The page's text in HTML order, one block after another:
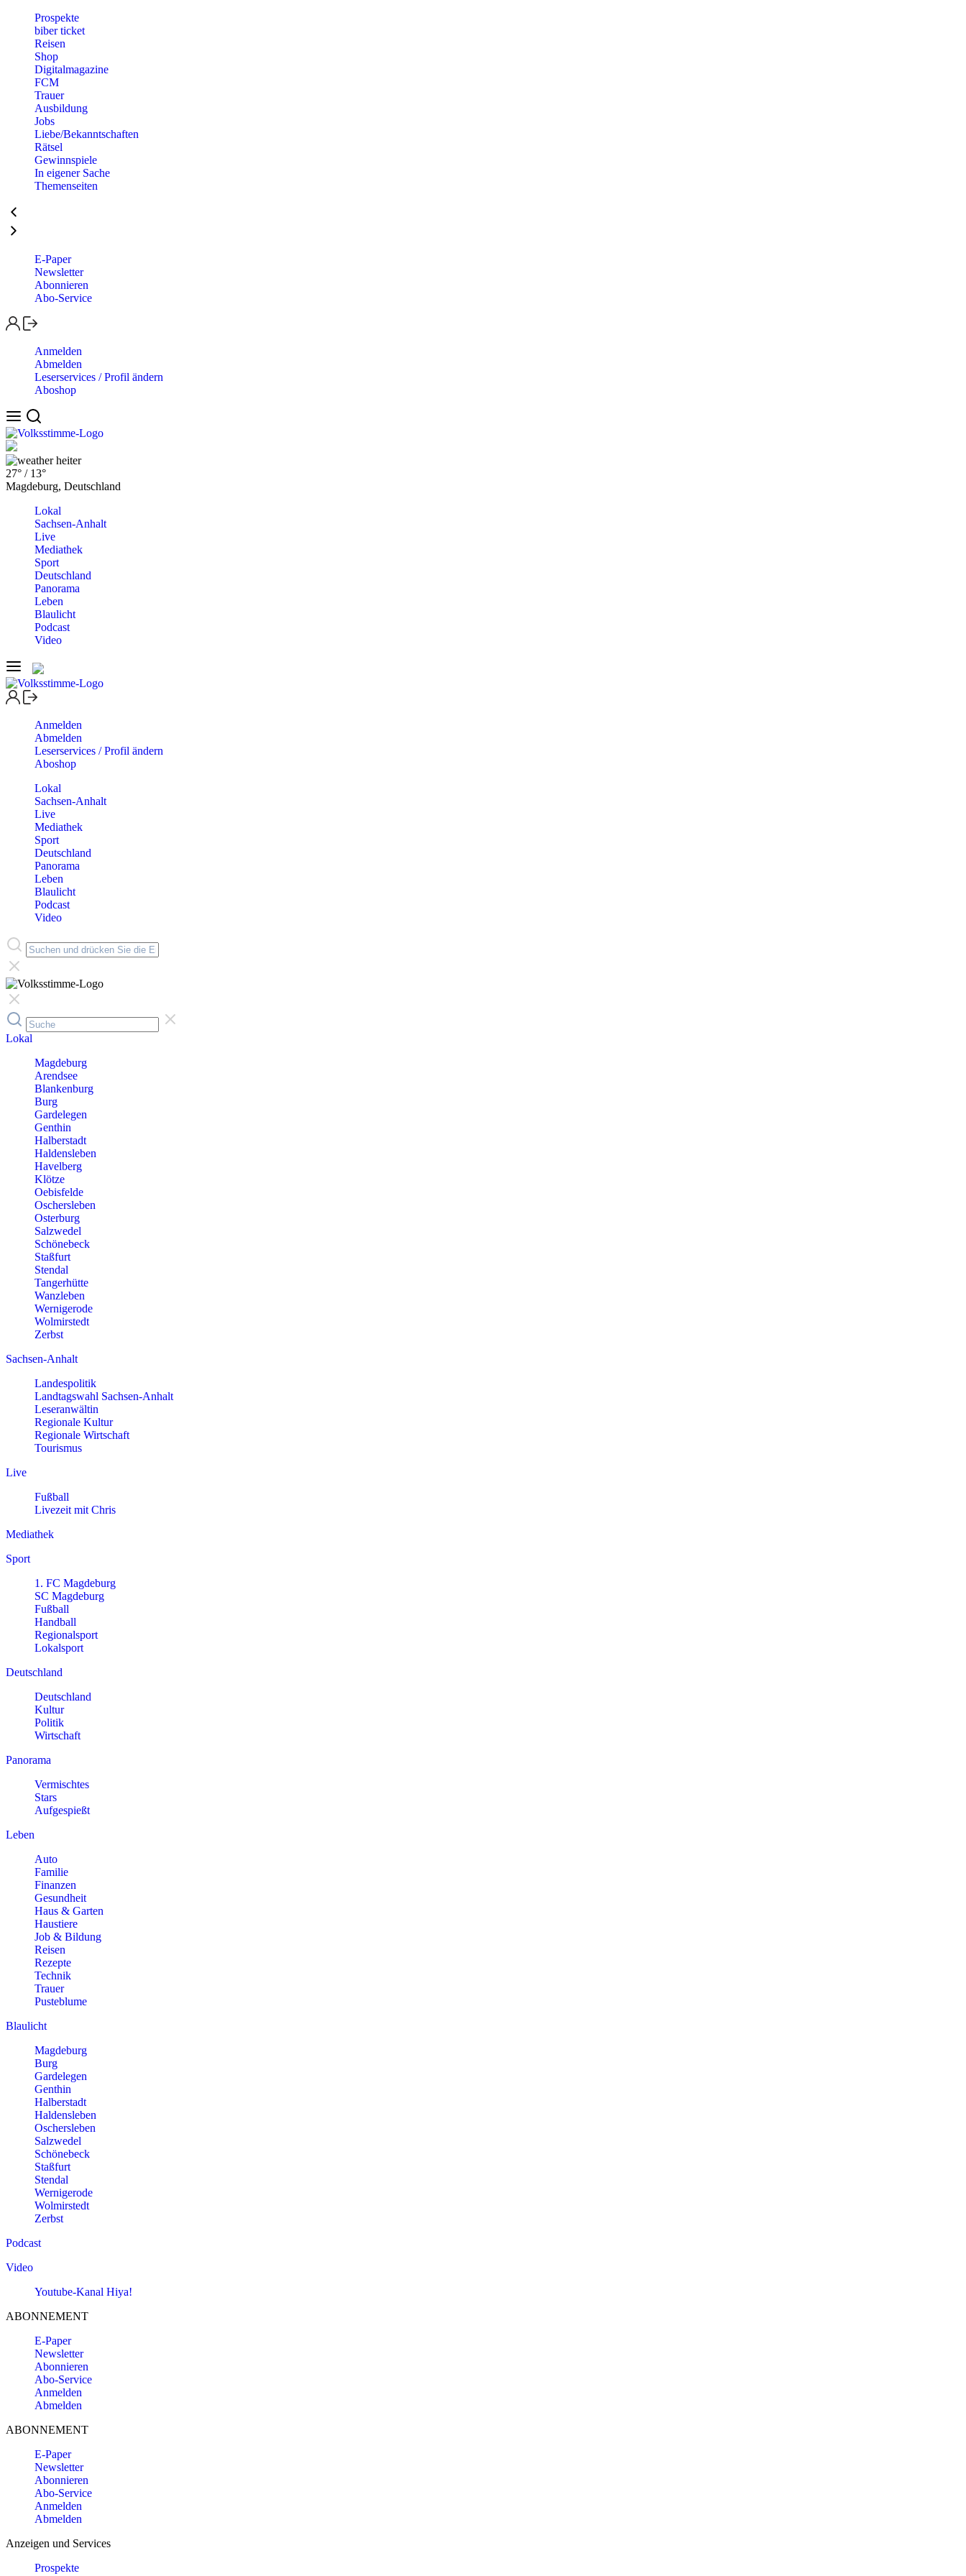
Prospekte
biber ticket
Reisen
Shop
Digitalmagazine
FCM
Trauer
Ausbildung
Jobs
Liebe/Bekanntschaften
Rätsel
Gewinnspiele
In eigener Sache
Themenseiten
E-Paper
Newsletter
Abonnieren
Abo-Service
Anmelden
Abmelden
Leserservices / Profil ändern
Aboshop
heiter
27° / 13°
Magdeburg, Deutschland
Lokal
Sachsen-Anhalt
Live
Mediathek
Sport
Deutschland
Panorama
Leben
Blaulicht
Podcast
Video
Anmelden
Abmelden
Leserservices / Profil ändern
Aboshop
Lokal
Sachsen-Anhalt
Live
Mediathek
Sport
Deutschland
Panorama
Leben
Blaulicht
Podcast
Video
Lokal
Magdeburg
Arendsee
Blankenburg
Burg
Gardelegen
Genthin
Halberstadt
Haldensleben
Havelberg
Klötze
Oebisfelde
Oschersleben
Osterburg
Salzwedel
Schönebeck
Staßfurt
Stendal
Tangerhütte
Wanzleben
Wernigerode
Wolmirstedt
Zerbst
Sachsen-Anhalt
Landespolitik
Landtagswahl Sachsen-Anhalt
Leseranwältin
Regionale Kultur
Regionale Wirtschaft
Tourismus
Live
Fußball
Livezeit mit Chris
Mediathek
Sport
1. FC Magdeburg
SC Magdeburg
Fußball
Handball
Regionalsport
Lokalsport
Deutschland
Deutschland
Kultur
Politik
Wirtschaft
Panorama
Vermischtes
Stars
Aufgespießt
Leben
Auto
Familie
Finanzen
Gesundheit
Haus & Garten
Haustiere
Job & Bildung
Reisen
Rezepte
Technik
Trauer
Pusteblume
Blaulicht
Magdeburg
Burg
Gardelegen
Genthin
Halberstadt
Haldensleben
Oschersleben
Salzwedel
Schönebeck
Staßfurt
Stendal
Wernigerode
Wolmirstedt
Zerbst
Podcast
Video
Youtube-Kanal Hiya!
ABONNEMENT
E-Paper
Newsletter
Abonnieren
Abo-Service
Anmelden
Abmelden
ABONNEMENT
E-Paper
Newsletter
Abonnieren
Abo-Service
Anmelden
Abmelden
Anzeigen und Services
Prospekte